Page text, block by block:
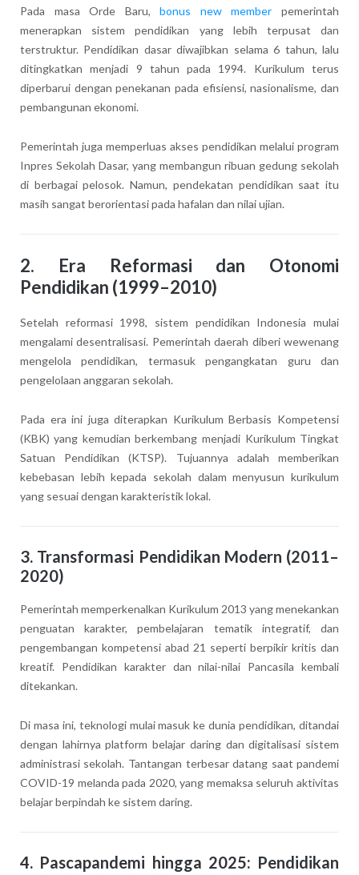
Pada masa Orde Baru,bonus new member pemerintah
menerapkan sistem pendidikan yang lebih terpusat dan
terstruktur. Pendidikan dasar diwajibkan selama 6 tahun, lalu
ditingkatkan menjadi 9 tahun pada 1994. Kurikulum terus
diperbarui dengan penekanan pada efisiensi, nasionalisme, dan
pembangunan ekonomi.
Pemerintah juga memperluas akses pendidikan melalui program
Inpres Sekolah Dasar, yang membangun ribuan gedung sekolah
di berbagai pelosok. Namun, pendekatan pendidikan saat itu
masih sangat berorientasi pada hafalan dan nilai ujian.
2. Era Reformasi dan Otonomi
Pendidikan (1999–2010)
Setelah reformasi 1998, sistem pendidikan Indonesia mulai
mengalami desentralisasi. Pemerintah daerah diberi wewenang
mengelola pendidikan, termasuk pengangkatan guru dan
pengelolaan anggaran sekolah.
Pada era ini juga diterapkan Kurikulum Berbasis Kompetensi
(KBK) yang kemudian berkembang menjadi Kurikulum Tingkat
Satuan Pendidikan (KTSP). Tujuannya adalah memberikan
kebebasan lebih kepada sekolah dalam menyusun kurikulum
yang sesuai dengan karakteristik lokal.
3. Transformasi Pendidikan Modern (2011–
2020)
Pemerintah memperkenalkan Kurikulum 2013 yang menekankan
penguatan karakter, pembelajaran tematik integratif, dan
pengembangan kompetensi abad 21 seperti berpikir kritis dan
kreatif. Pendidikan karakter dan nilai-nilai Pancasila kembali
ditekankan.
Di masa ini, teknologi mulai masuk ke dunia pendidikan, ditandai
dengan lahirnya platform belajar daring dan digitalisasi sistem
administrasi sekolah. Tantangan terbesar datang saat pandemi
COVID-19 melanda pada 2020, yang memaksa seluruh aktivitas
belajar berpindah ke sistem daring.
4. Pascapandemi hingga 2025: Pendidikan